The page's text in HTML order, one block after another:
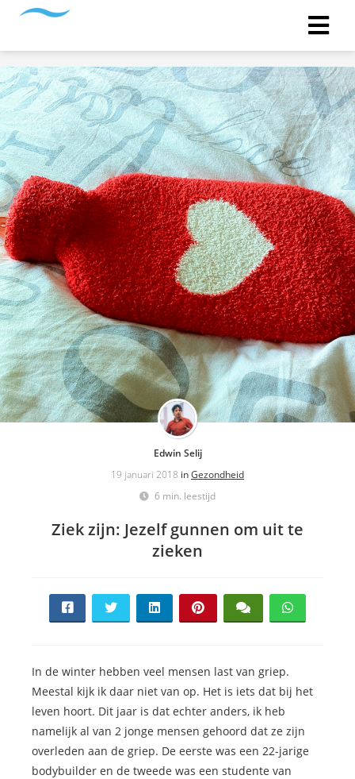
Edwin Selij
19 januari 2018 inGezondheid
6 min. leestijd
Ziek zijn: Jezelf gunnen om uit te
zieken
In de winter hebben veel mensen last van griep.
Meestal kijk ik daar niet van op. Het is iets dat bij het
leven hoort. Dit jaar is dat echter anders, ik heb
namelijk al van 2 jonge mensen gehoord dat ze zijn
overleden aan de griep. De eerste was een 22-jarige
bodybuilder en de tweede was een studente van